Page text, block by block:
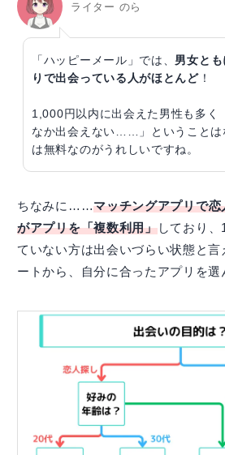
ライター のら
「ハッピーメール」では、 男女と
りで出会っている人がほとんど！
1,000円以内に出会えた男性も多く
なか出会えない……」ということは
は無料なのがうれしいですね。
ちなみに……マッチングアプリで
がアプリを「複数利用」しており、
ていない方は出会いづらい状態と言
ートから、自分に合ったアプリを選